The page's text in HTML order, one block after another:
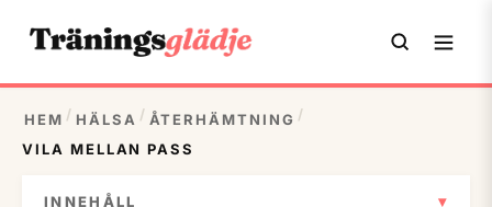
HEM / HÄLSA / ÅTERHÄMTNING /
VILA MELLAN PASS
INNEHÅLL ▾